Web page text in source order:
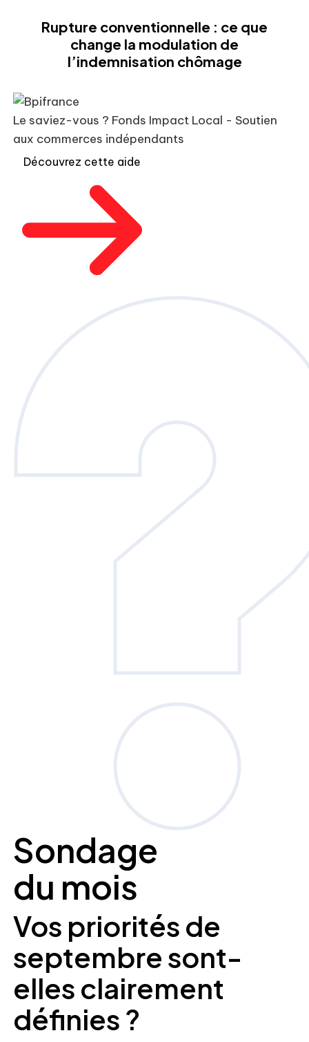
Rupture conventionnelle : ce que
change la modulation de
l’indemnisation chômage
Le saviez-vous ? Fonds Impact Local - Soutien
aux commerces indépendants
Découvrez cette aide
Sondage
du mois
Vos priorités de
septembre sont-
elles clairement
définies ?